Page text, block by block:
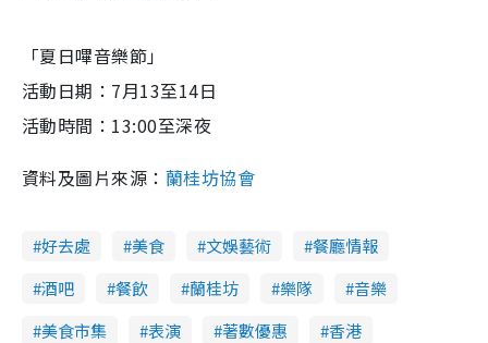
「夏日嗶音樂節」
活動日期：7月13至14日
活動時間：13:00至深夜
資料及圖片來源： 蘭桂坊協會
好去處 美食 文娛藝術
餐廳情報
酒吧
餐飲 蘭桂坊 樂隊
音樂
美食市集
表演 著數優惠 香港